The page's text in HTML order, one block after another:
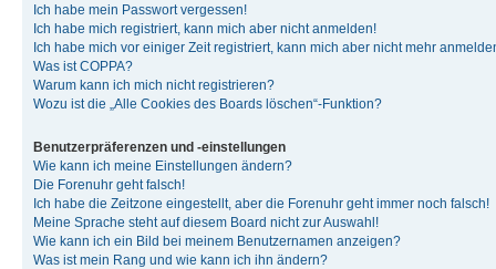
Ich habe mein Passwort vergessen!
Ich habe mich registriert, kann mich aber nicht anmelden!
Ich habe mich vor einiger Zeit registriert, kann mich aber nicht mehr
Was ist COPPA?
Warum kann ich mich nicht registrieren?
Wozu ist die „Alle Cookies des Boards löschen“-Funktion?
Benutzerpräferenzen und -einstellungen
Wie kann ich meine Einstellungen ändern?
Die Forenuhr geht falsch!
Ich habe die Zeitzone eingestellt, aber die Forenuhr geht immer noch falsch!
Meine Sprache steht auf diesem Board nicht zur Auswahl!
Wie kann ich ein Bild bei meinem Benutzernamen anzeigen?
Was ist mein Rang und wie kann ich ihn ändern?